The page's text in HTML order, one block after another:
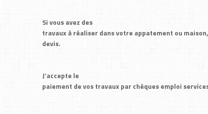
Si vous avez des
travaux à réaliser dans votre appatement ou
devis.
J’accepte le
paiement de vos travaux par chèques emploi